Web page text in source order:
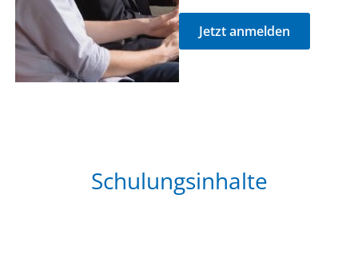
Jetzt anmelden
Schulungsinhalte